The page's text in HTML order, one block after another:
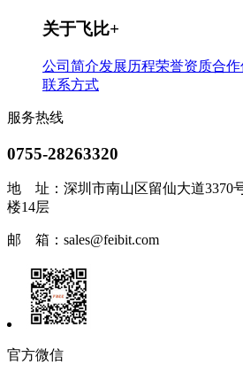
关于飞比+
公司简介发展历程荣誉资质合
联系方式
服务热线
0755-28263320
地 址： 深圳市南山区留仙大道3370
楼14层
邮 箱： sales@feibit.com
官方微信